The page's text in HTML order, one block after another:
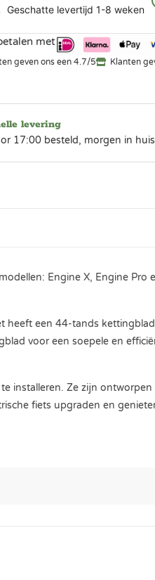
Geschatte levertijd 1-8 weken
met
geven ons een 4.7/5 Klanten
levering
17:00 besteld, morgen in huis
Engine X, Engine
een 44-tands
voor een soepele en
installeren. Ze zijn
fiets upgraden en